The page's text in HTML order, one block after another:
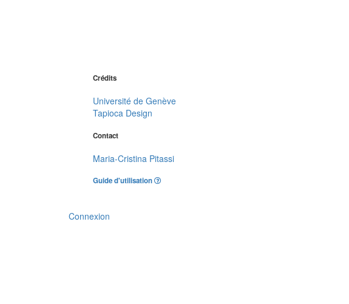
Crédits
Université de Genève
Tapioca Design
Contact
Maria-Cristina Pitassi
Guide d'utilisation
Connexion